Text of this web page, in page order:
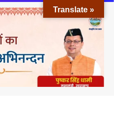
Translate »